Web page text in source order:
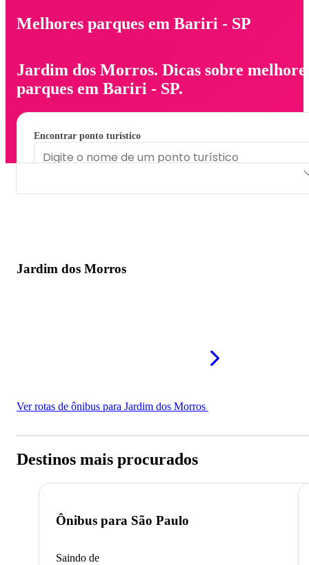
Melhores parques em Bariri - SP
Jardim dos Morros. Dicas sobre
parques em Bariri - SP.
Encontrar ponto turístico
Jardim dos Morros
Ver rotas de ônibus para Jardim dos Morros
Destinos mais procurados
Ônibus para São Paulo
Saindo de